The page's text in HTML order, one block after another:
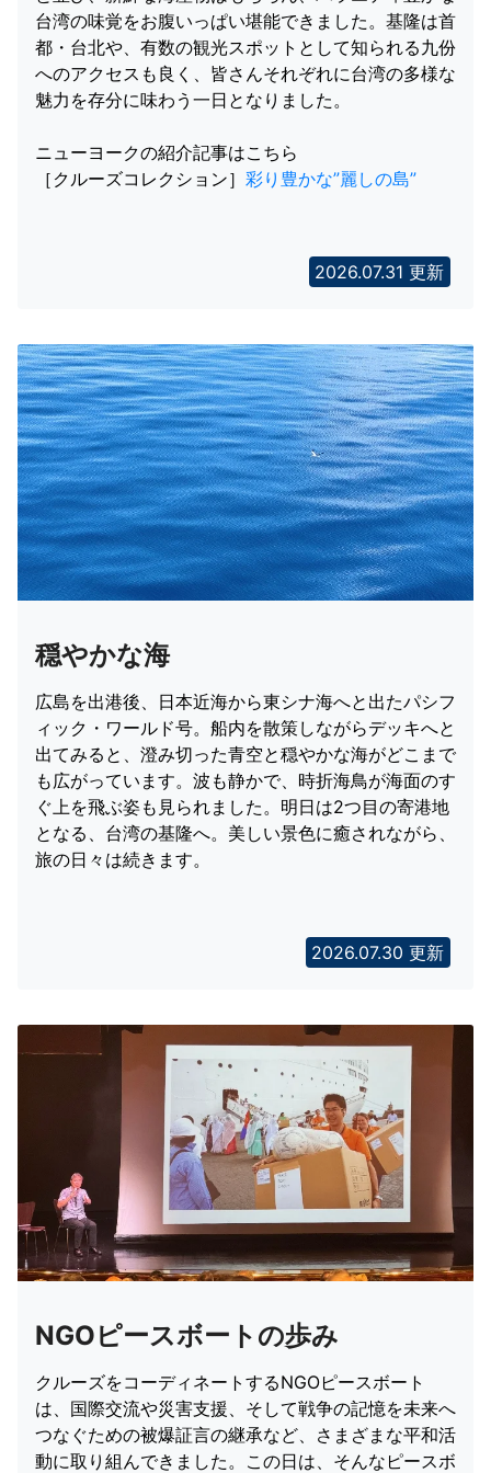
台湾の味覚をお腹いっぱい堪能できました。基隆は首
都・台北や、有数の観光スポットとして知られる九份
へのアクセスも良く、皆さんそれぞれに台湾の多様な
魅力を存分に味わう一日となりました。
ニューヨークの紹介記事はこちら
［クルーズコレクション］ 彩り豊かな”麗しの島”
2026.07.31 更新
穏やかな海
広島を出港後、日本近海から東シナ海へと出たパシフ
ィック・ワールド号。船内を散策しながらデッキへと
出てみると、澄み切った青空と穏やかな海がどこまで
も広がっています。波も静かで、時折海鳥が海面のす
ぐ上を飛ぶ姿も見られました。明日は2つ目の寄港地
となる、台湾の基隆へ。美しい景色に癒されながら、
旅の日々は続きます。
2026.07.30 更新
NGOピースボートの歩み
クルーズをコーディネートするNGOピースボート
は、国際交流や災害支援、そして戦争の記憶を未来へ
つなぐための被爆証言の継承など、さまざまな平和活
動に取り組んできました。この日は、そんなピースボ